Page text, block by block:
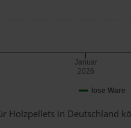
lose Ware
Januar
2026
Holzpellets in Deutschland